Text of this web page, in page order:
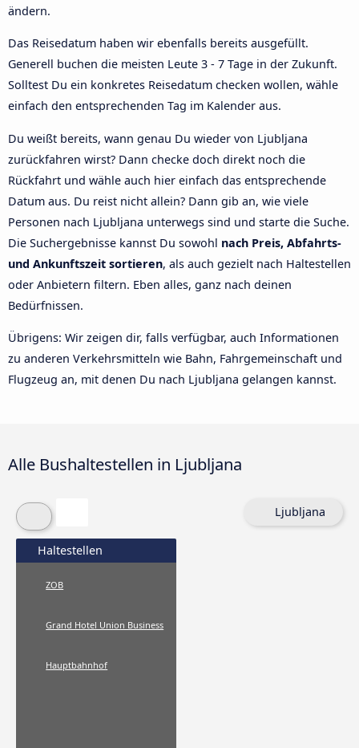
ändern.
Das Reisedatum haben wir ebenfalls bereits ausgefüllt.
Generell buchen die meisten Leute 3 - 7 Tage in der Zukunft.
Solltest Du ein konkretes Reisedatum checken wollen, wähle
einfach den entsprechenden Tag im Kalender aus.
Du weißt bereits, wann genau Du wieder von Ljubljana
zurückfahren wirst? Dann checke doch direkt noch die
Rückfahrt und wähle auch hier einfach das entsprechende
Datum aus. Du reist nicht allein? Dann gib an, wie viele
Personen nach Ljubljana unterwegs sind und starte die Suche.
Die Suchergebnisse kannst Du sowohl nach Preis, Abfahrts-
und Ankunftszeit sortieren, als auch gezielt nach Haltestellen
oder Anbietern filtern. Eben alles, ganz nach deinen
Bedürfnissen.
Übrigens: Wir zeigen dir, falls verfügbar, auch Informationen
zu anderen Verkehrsmitteln wie Bahn, Fahrgemeinschaft und
Flugzeug an, mit denen Du nach Ljubljana gelangen kannst.
Alle Bushaltestellen in Ljubljana
Haltestellen
ZOB
Grand Hotel Union Business
Hauptbahnhof
Ljubljana